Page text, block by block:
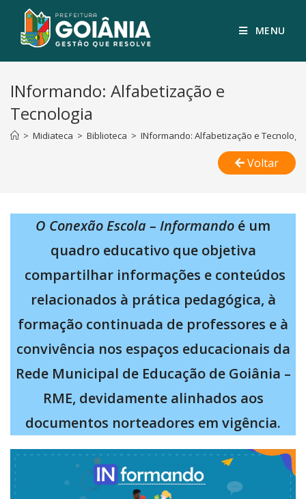
MENU
INformando: Alfabetização e
Tecnologia
> Midiateca > Biblioteca > INformando: Alfabetização e Tecnologia
Voltar
O Conexão Escola – Informando é um
quadro educativo que objetiva
compartilhar informações e conteúdos
relacionados à prática pedagógica, à
formação continuada de professores e à
convivência nos espaços educacionais da
Rede Municipal de Educação de Goiânia –
RME, devidamente alinhados aos
documentos norteadores em vigência.